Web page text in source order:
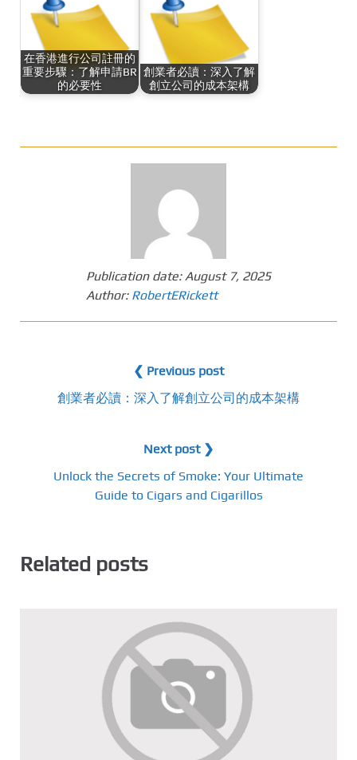
在香港進行公司註冊的
重要步驟：了解申請BR
的必要性
創業者必讀：深入了解
創立公司的成本架構
Publication date: August 7, 2025
Author: RobertERickett
❮ Previous post
創業者必讀：深入了解創立公司的成本架構
Next post ❯
Unlock the Secrets of Smoke: Your Ultimate
Guide to Cigars and Cigarillos
Related posts